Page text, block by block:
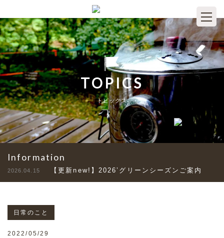
TOPICS
トピックス
Information
2026.04.15 【更新new!】2026’グリーンシーズンご案内
日常のこと
2022/05/29